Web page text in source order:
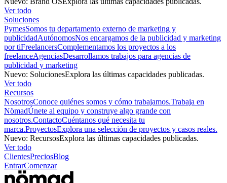
Ver todo
Soluciones
PymesSomos tu departamento externo de marketing y
publicidadAutónomosNos encargamos de la publicidad y marketing
por tiFreelancersComplementamos los proyectos a los
freelanceAgenciasDesarrollamos trabajos para agencias de
publicidad y marketing
Nuevo: SolucionesExplora las últimas capacidades publicadas.
Ver todo
Recursos
NosotrosConoce quiénes somos y cómo trabajamos.Trabaja en
NömadÚnete al equipo y construye algo grande con
nosotros.ContactoCuéntanos qué necesita tu
marca.ProyectosExplora una selección de proyectos y casos reales.
Nuevo: RecursosExplora las últimas capacidades publicadas.
Ver todo
ClientesPreciosBlog
EntrarComenzar